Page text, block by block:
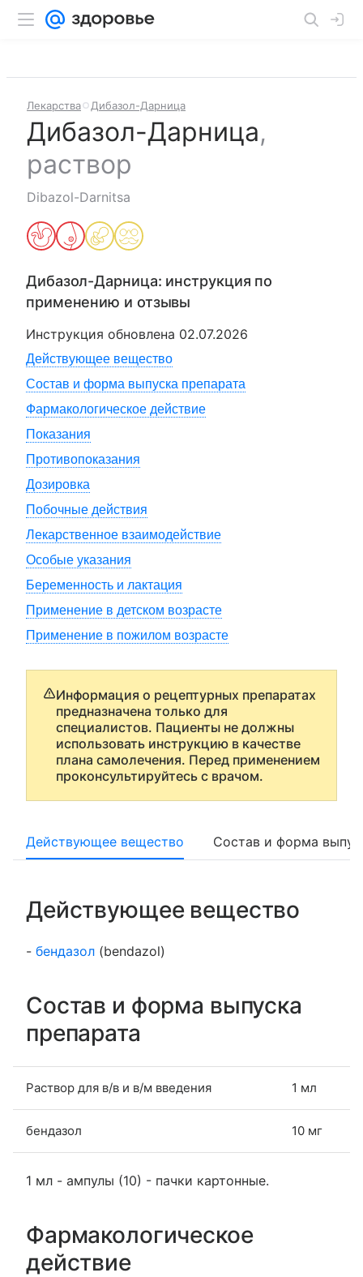
Лекарства Дибазол-Дарница
Дибазол-Дарница,
раствор
Dibazol-Darnitsa
Дибазол-Дарница: инструкция по
применению и отзывы
Инструкция обновлена 02.07.2026
Действующее вещество
Состав и форма выпуска препарата
Фармакологическое действие
Показания
Противопоказания
Дозировка
Побочные действия
Лекарственное взаимодействие
Особые указания
Беременность и лактация
Применение в детском возрасте
Применение в пожилом возрасте
Информация о рецептурных препаратах
предназначена только для
специалистов. Пациенты не должны
использовать инструкцию в качестве
плана самолечения. Перед применением
проконсультируйтесь с врачом.
Действующее вещество Состав и форма
Действующее вещество
- бендазол (bendazol)
Состав и форма выпуска
препарата
Раствор для в/в и в/м введения 1 мл
бендазол 10 мг
1 мл - ампулы (10) - пачки картонные.
Фармакологическое
действие